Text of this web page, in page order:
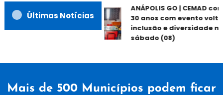
Últimas Notícias
ANÁPOLIS GO | CEMAD
30 anos com evento
inclusão e diversidade
sábado (08)
Mais de 500 Municípios podem ficar